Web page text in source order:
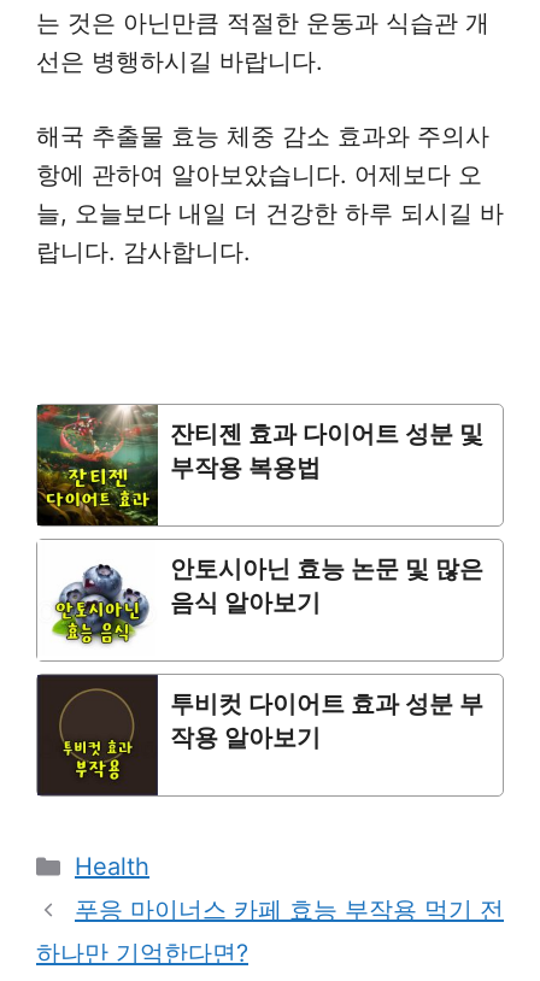
는 것은 아닌만큼 적절한 운동과 식습관 개
선은 병행하시길 바랍니다.
해국 추출물 효능 체중 감소 효과와 주의사
항에 관하여 알아보았습니다. 어제보다 오
늘, 오늘보다 내일 더 건강한 하루 되시길 바
랍니다. 감사합니다.
잔티젠 효과 다이어트 성분 및
부작용 복용법
안토시아닌 효능 논문 및 많은
음식 알아보기
투비컷 다이어트 효과 성분 부
작용 알아보기
Categories
Health
푸응 마이너스 카페 효능 부작용 먹기 전
하나만 기억한다면?